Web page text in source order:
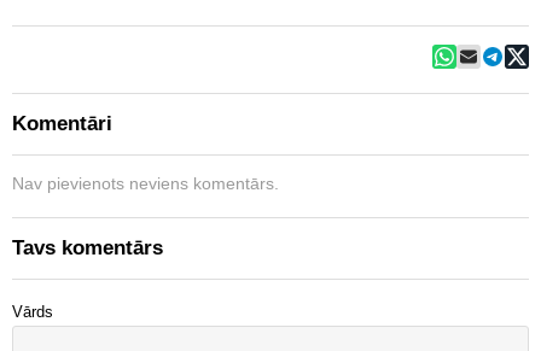
Komentāri
Nav pievienots neviens komentārs.
Tavs komentārs
Vārds